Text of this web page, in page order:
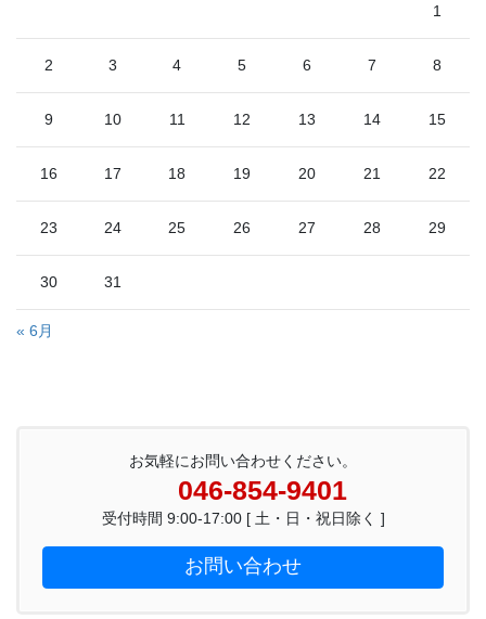
1
2 3 4 5 6 7 8
9 10 11 12 13 14 15
16 17 18 19 20 21 22
23 24 25 26 27 28 29
30 31
« 6月
お気軽にお問い合わせください。
046-854-9401
受付時間 9:00-17:00 [ 土・日・祝日除く ]
お問い合わせ